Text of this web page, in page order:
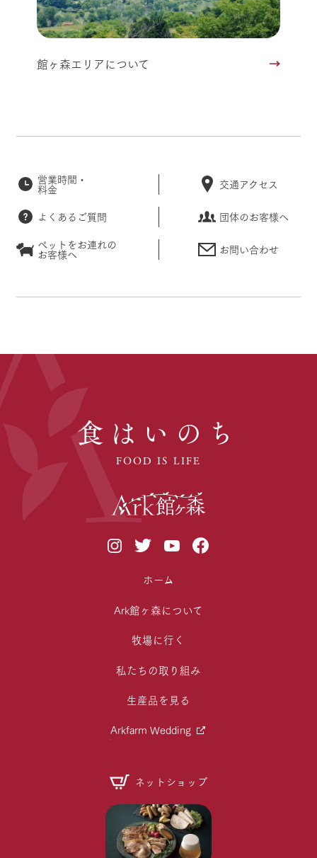
館ヶ森エリアについて
営業時間・
料金 交通アクセス
よくあるご質問
団体のお客様へ
ペットをお連れの
お客様へ お問い合わせ
食はいのち
FOOD IS LIFE
ホーム
Ark館ヶ森について
牧場に行く
私たちの取り組み
生産品を見る
Arkfarm Wedding
ネットショップ